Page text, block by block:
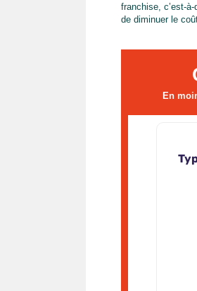
franchise, c’est-
de diminuer le
En